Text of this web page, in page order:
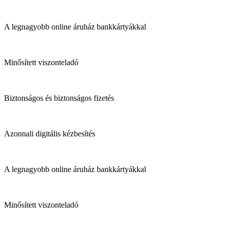
A legnagyobb online áruház bankkártyákkal
Minősített viszonteladó
Biztonságos és biztonságos fizetés
Azonnali digitális kézbesítés
A legnagyobb online áruház bankkártyákkal
Minősített viszonteladó